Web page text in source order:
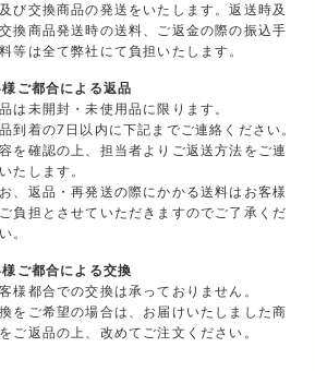
び交換商品の発送をいたします。返送時及
換商品発送時の送料、ご返金の際の振込手
等は全て弊社にて負担いたします。
様ご都合による返品
は未開封・未使用品に限ります。
到着の7日以内に下記までご連絡ください。
を確認の上、担当者よりご返送方法をご連
たします。
、返品・再発送の際にかかる送料はお客様
負担とさせていただきますのでご了承くだ
。
様ご都合による交換
様都合での交換は承っておりません。
をご希望の場合は、お届けいたしました商
ご返品の上、改めてご注文ください。